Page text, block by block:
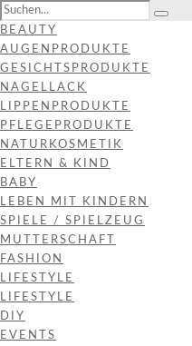
BEAUTY
AUGENPRODUKTE
GESICHTSPRODUKTE
NAGELLACK
LIPPENPRODUKTE
PFLEGEPRODUKTE
NATURKOSMETIK
ELTERN & KIND
BABY
LEBEN MIT KINDERN
SPIELE / SPIELZEUG
MUTTERSCHAFT
FASHION
LIFESTYLE
LIFESTYLE
DIY
EVENTS